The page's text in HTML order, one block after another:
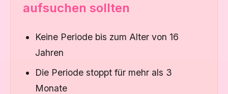
aufsuchen sollten
Keine Periode bis zum Alter von 16
Jahren
Die Periode stoppt für mehr als 3
Monate